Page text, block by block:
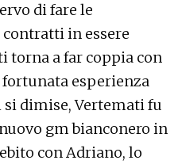
di fare le
in essere
torna a far coppia con
esperienza
si dimise, Vertemati fu
gm bianconero in
con Adriano, lo